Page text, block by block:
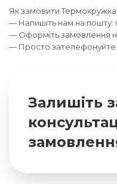
Як замовити Термокружка
— Напишіть нам на пошту:
— Оформіть замовлення
— Просто
Залишіть